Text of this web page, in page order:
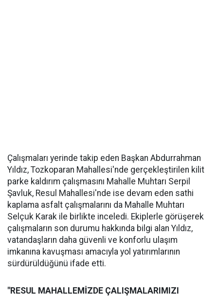
Çalışmaları yerinde takip eden Başkan Abdurrahman
Yıldız, Tozkoparan Mahallesi'nde gerçekleştirilen kilit
parke kaldırım çalışmasını Mahalle Muhtarı Serpil
Şavluk, Resul Mahallesi'nde ise devam eden sathi
kaplama asfalt çalışmalarını da Mahalle Muhtarı
Selçuk Karak ile birlikte inceledi. Ekiplerle görüşerek
çalışmaların son durumu hakkında bilgi alan Yıldız,
vatandaşların daha güvenli ve konforlu ulaşım
imkanına kavuşması amacıyla yol yatırımlarının
sürdürüldüğünü ifade etti.
"RESUL MAHALLEMİZDE ÇALIŞMALARIMIZI